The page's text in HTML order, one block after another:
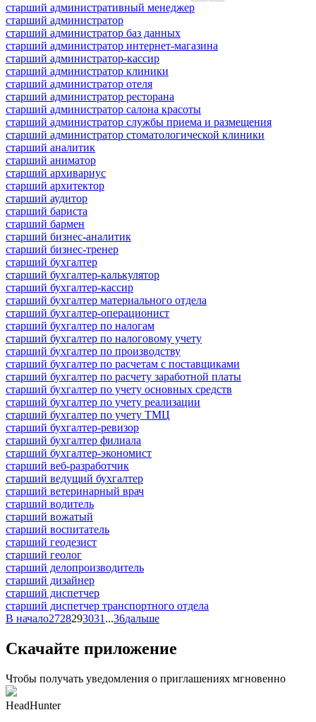
старший административный менеджер
старший администратор
старший администратор баз данных
старший администратор интернет-магазина
старший администратор-кассир
старший администратор клиники
старший администратор отеля
старший администратор ресторана
старший администратор салона красоты
старший администратор службы приема и размещения
старший администратор стоматологической клиники
старший аналитик
старший аниматор
старший архивариус
старший архитектор
старший аудитор
старший бариста
старший бармен
старший бизнес-аналитик
старший бизнес-тренер
старший бухгалтер
старший бухгалтер-калькулятор
старший бухгалтер-кассир
старший бухгалтер материального отдела
старший бухгалтер-операционист
старший бухгалтер по налогам
старший бухгалтер по налоговому учету
старший бухгалтер по производству
старший бухгалтер по расчетам с поставщиками
старший бухгалтер по расчету заработной платы
старший бухгалтер по учету основных средств
старший бухгалтер по учету реализации
старший бухгалтер по учету ТМЦ
старший бухгалтер-ревизор
старший бухгалтер филиала
старший бухгалтер-экономист
старший веб-разработчик
старший ведущий бухгалтер
старший ветеринарный врач
старший водитель
старший вожатый
старший воспитатель
старший геодезист
старший геолог
старший делопроизводитель
старший дизайнер
старший диспетчер
старший диспетчер транспортного отдела
В начало2728293031 ...36дальше
Скачайте приложение
Чтобы получать уведомления о приглашениях мгновенно
HeadHunter